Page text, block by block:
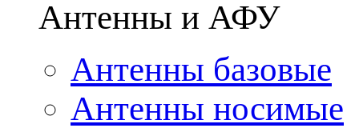
Антенны и АФУ
Антенны базовые
Антенны носимые